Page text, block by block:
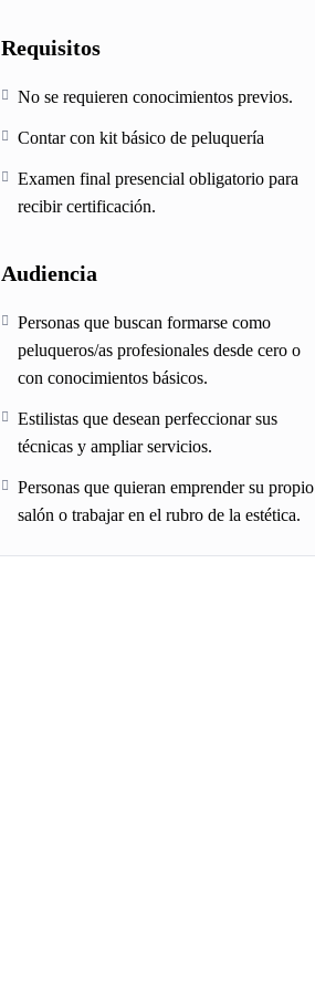
Requisitos
No se requieren conocimientos previos.
Contar con kit básico de peluquería
Examen final presencial obligatorio para
recibir certificación.
Audiencia
Personas que buscan formarse como
peluqueros/as profesionales desde cero o
con conocimientos básicos.
Estilistas que desean perfeccionar sus
técnicas y ampliar servicios.
Personas que quieran emprender su propio
salón o trabajar en el rubro de la estética.